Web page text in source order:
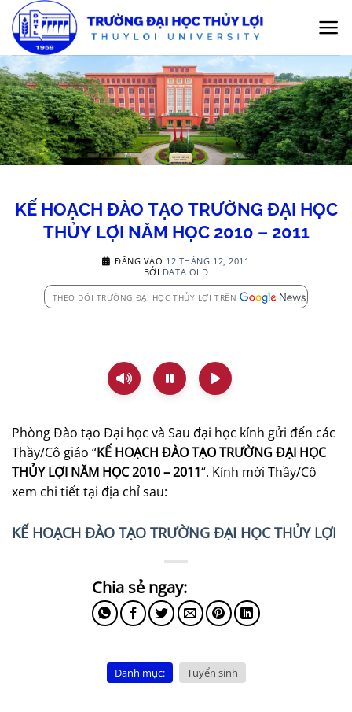
qua
nội
dung
KẾ HOẠCH ĐÀO TẠO TRƯỜNG ĐẠI HỌC
THỦY LỢI NĂM HỌC 2010 – 2011
ĐĂNG VÀO 12 THÁNG 12, 2011
BỞI DATA OLD
THEO DÕI TRƯỜNG ĐẠI HỌC THỦY LỢI TRÊN
Phòng Đào tạo Đại học và Sau đại học kính gửi đến các
Thầy/Cô giáo “KẾ HOẠCH ĐÀO TẠO TRƯỜNG ĐẠI HỌC
THỦY LỢI NĂM HỌC 2010 – 2011“. Kính mời Thầy/Cô
xem chi tiết tại địa chỉ sau:
KẾ HOẠCH ĐÀO TẠO TRƯỜNG ĐẠI HỌC THỦY LỢI
Danh mục: Tuyển sinh